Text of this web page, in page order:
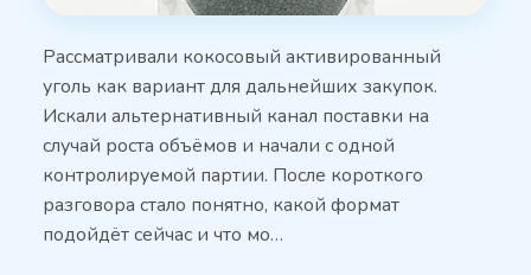
Рассматривали кокосовый активированный
уголь как вариант для дальнейших закупок.
Искали альтернативный канал поставки на
случай роста объёмов и начали с одной
контролируемой партии. После короткого
разговора стало понятно, какой формат
подойдёт сейчас и что мо…